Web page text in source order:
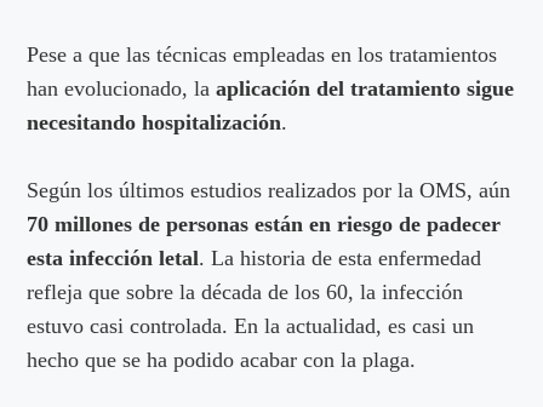
Pese a que las técnicas empleadas en los tratamientos
han evolucionado, laaplicación del tratamiento sigue
necesitando hospitalización.
Según los últimos estudios realizados por la OMS, aún
70 millones de personas están en riesgo de padecer
esta infección letal. La historia de esta enfermedad
refleja que sobre la década de los 60, la infección
estuvo casi controlada. En la actualidad, es casi un
hecho que se ha podido acabar con la plaga.